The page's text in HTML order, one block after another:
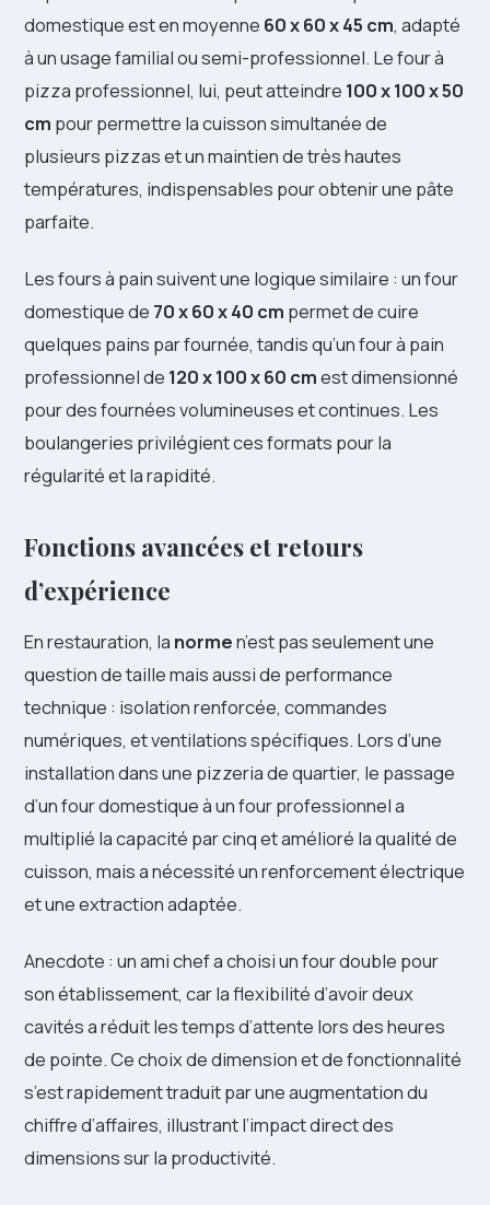
domestique est en moyenne 60 x 60 x 45 cm, adapté
à un usage familial ou semi-professionnel. Le four à
pizza professionnel, lui, peut atteindre 100 x 100 x 50
cm pour permettre la cuisson simultanée de
plusieurs pizzas et un maintien de très hautes
températures, indispensables pour obtenir une pâte
parfaite.
Les fours à pain suivent une logique similaire : un four
domestique de 70 x 60 x 40 cm permet de cuire
quelques pains par fournée, tandis qu’un four à pain
professionnel de 120 x 100 x 60 cmest dimensionné
pour des fournées volumineuses et continues. Les
boulangeries privilégient ces formats pour la
régularité et la rapidité.
Fonctions avancées et retours
d’expérience
En restauration, la normen’est pas seulement une
question de taille mais aussi de performance
technique : isolation renforcée, commandes
numériques, et ventilations spécifiques. Lors d’une
installation dans une pizzeria de quartier, le passage
d’un four domestique à un four professionnel a
multiplié la capacité par cinq et amélioré la qualité de
cuisson, mais a nécessité un renforcement électrique
et une extraction adaptée.
Anecdote : un ami chef a choisi un four double pour
son établissement, car la flexibilité d’avoir deux
cavités a réduit les temps d’attente lors des heures
de pointe. Ce choix de dimension et de fonctionnalité
s’est rapidement traduit par une augmentation du
chiffre d’affaires, illustrant l’impact direct des
dimensions sur la productivité.